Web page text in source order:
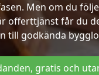
Men om du
offerttjänst får du
till godkända
gratis och